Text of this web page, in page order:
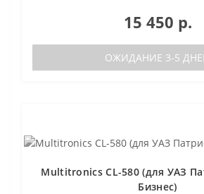
15 450 р.
ОЖИДАНИЕ 3-5
Multitronics CL-580 (для УАЗ
Бизнес)